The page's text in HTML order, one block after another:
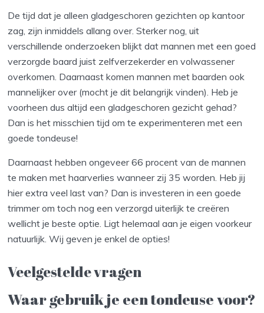
De tijd dat je alleen gladgeschoren gezichten op kantoor
zag, zijn inmiddels allang over. Sterker nog, uit
verschillende onderzoeken blijkt dat mannen met een goed
verzorgde baard juist zelfverzekerder en volwassener
overkomen. Daarnaast komen mannen met baarden ook
mannelijker over (mocht je dit belangrijk vinden). Heb je
voorheen dus altijd een gladgeschoren gezicht gehad?
Dan is het misschien tijd om te experimenteren met een
goede tondeuse!
Daarnaast hebben ongeveer 66 procent van de mannen
te maken met haarverlies wanneer zij 35 worden. Heb jij
hier extra veel last van? Dan is investeren in een goede
trimmer om toch nog een verzorgd uiterlijk te creëren
wellicht je beste optie. Ligt helemaal aan je eigen voorkeur
natuurlijk. Wij geven je enkel de opties!
Veelgestelde vragen
Waar gebruik je een tondeuse voor?